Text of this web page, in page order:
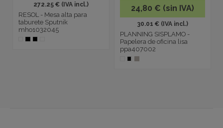
272.25 € (IVA incl.)
RESOL - Mesa alta para
taburete Sputnik
mho1032045
24,80 € (sin IVA)
30.01 € (IVA incl.)
PLANNING SISPLAMO -
Papelera de oficina lisa
ppa407002